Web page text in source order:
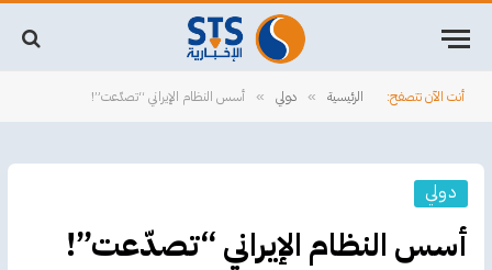
أنت الآن تتصفح: الرئيسية » دولي » أسس النظام الإيراني “تصدّعت”!
دولي
أسس النظام الإيراني “تصدّعت”!